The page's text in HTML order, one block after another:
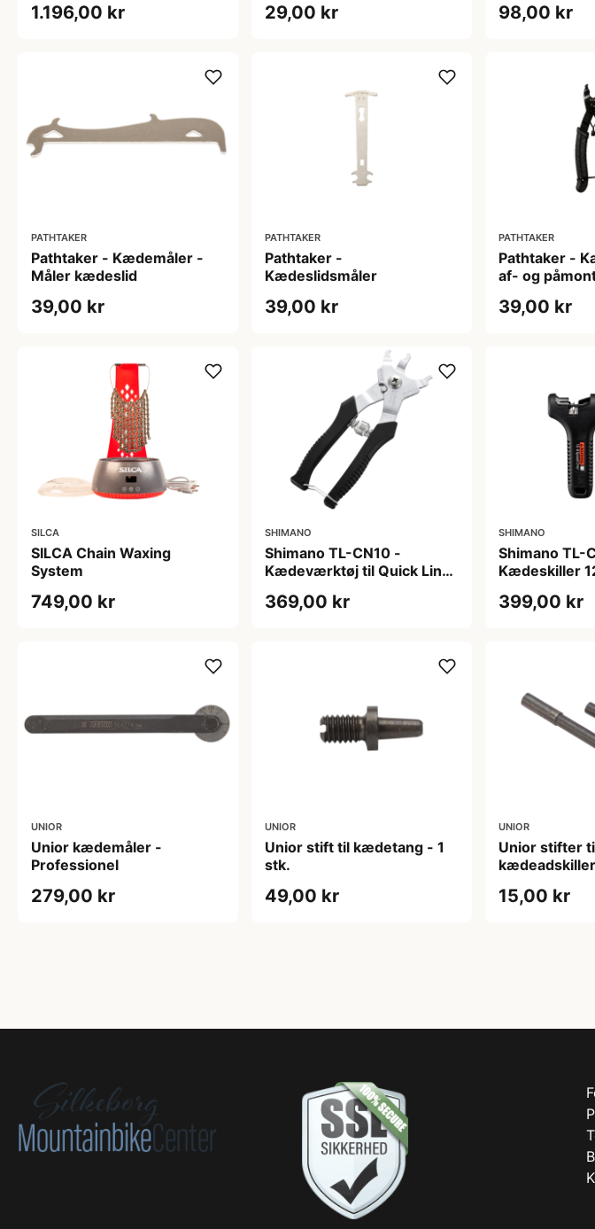
1.196,00 kr 29,00 kr 98,00 kr
PATHTAKER
Pathtaker - Kædemåler -
Måler kædeslid
39,00 kr
PATHTAKER
Pathtaker -
Kædeslidsmåler
39,00 kr
PATHTAKER
Pathtaker -
af- og
39,00 kr
SILCA
SILCA Chain Waxing
System
749,00 kr
SHIMANO
Shimano TL-CN10 -
Kædeværktøj til Quick Link
369,00 kr
SHIMANO
Shimano TL-
Kædeskiller
399,00 kr
UNIOR
Unior kædemåler -
Professionel
279,00 kr
UNIOR
Unior stift til kædetang - 1
stk.
49,00 kr
UNIOR
Unior stifter
15,00 kr